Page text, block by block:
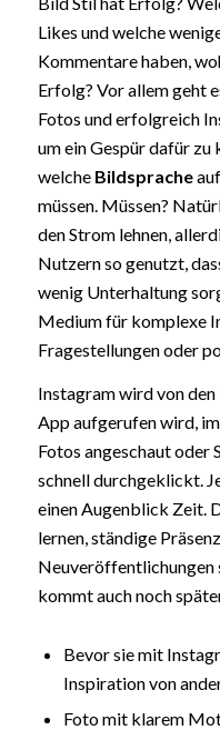
Likes und welche
Kommentare haben,
Erfolg? Vor allem geht
Fotos und erfolgreich
um ein Gespür dafür zu
welche Bildsprache
müssen. Müssen?
den Strom lehnen,
Nutzern so genutzt,
wenig Unterhaltung
Medium für komplexe
Fragestellungen oder
Instagram wird von
App aufgerufen wird,
Fotos angeschaut oder
schnell durchgeklickt.
einen Augenblick Zeit.
lernen, ständige
Neuveröffentlichungen
kommt auch noch
Bevor sie mit
Inspiration von
Foto mit klarem